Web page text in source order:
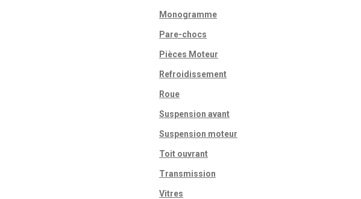
Monogramme
Pare-chocs
Pièces Moteur
Refroidissement
Roue
Suspension avant
Suspension moteur
Toit ouvrant
Transmission
Vitres